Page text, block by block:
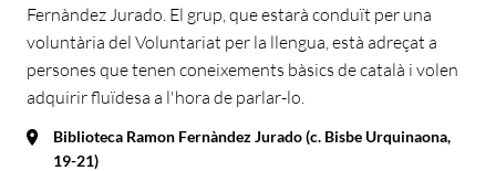
Fernàndez Jurado. El grup, que estarà conduït per una
voluntària del Voluntariat per la llengua, està adreçat a
persones que tenen coneixements bàsics de català i volen
adquirir fluïdesa a l'hora de parlar-lo.
Biblioteca Ramon Fernàndez Jurado (c. Bisbe Urquinaona,
19-21)